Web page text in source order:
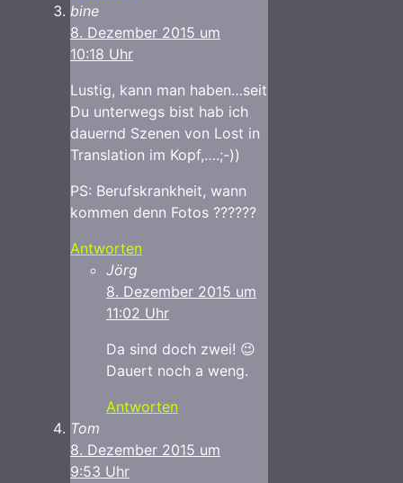
bine
8. Dezember 2015 um
10:18 Uhr
Lustig, kann man haben…seit
Du unterwegs bist hab ich
dauernd Szenen von Lost in
Translation im Kopf,….;-))
PS: Berufskrankheit, wann
kommen denn Fotos ??????
Antworten
Jörg
8. Dezember 2015 um
11:02 Uhr
Da sind doch zwei! 😉
Dauert noch a weng.
Antworten
Tom
8. Dezember 2015 um
9:53 Uhr